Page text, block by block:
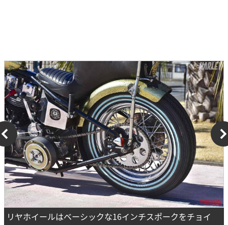
リヤホイールはベーシックな16インチスポークをチョイ